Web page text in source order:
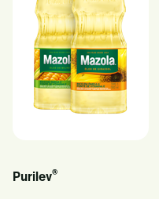
Purilev®